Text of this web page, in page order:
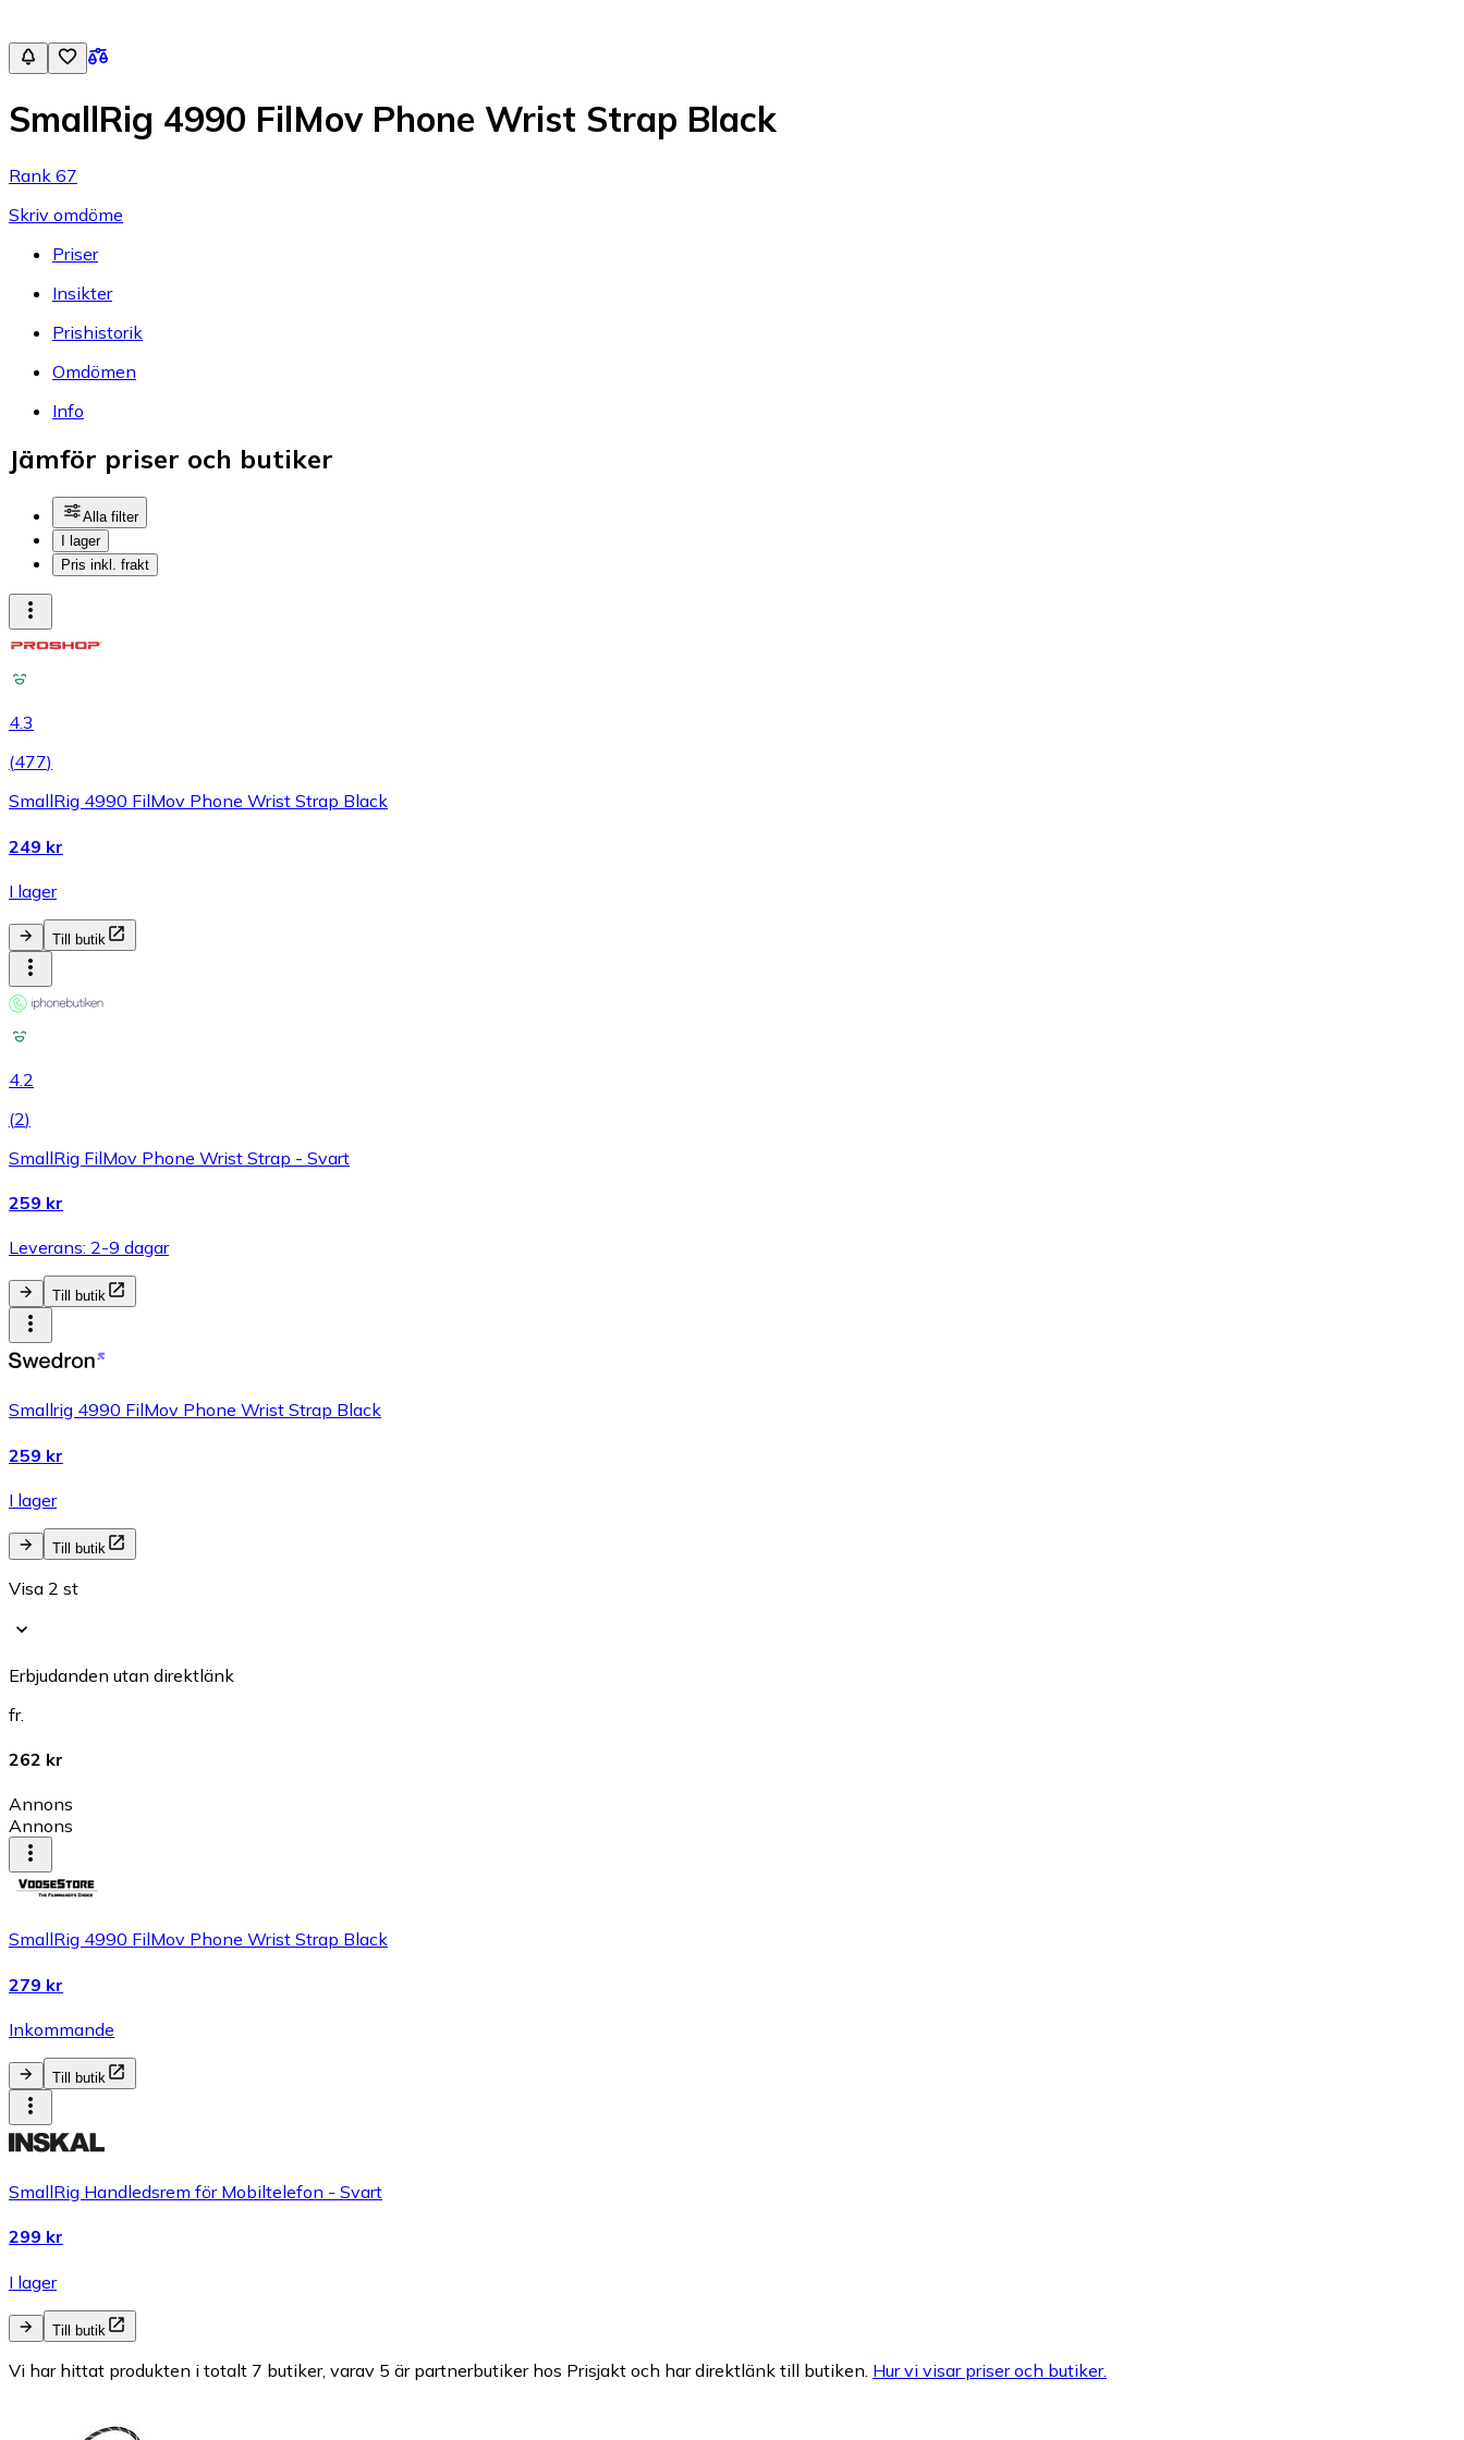
SmallRig 4990 FilMov Phone Wrist Strap Black
Rank 67
Skriv omdöme
Priser
Insikter
Prishistorik
Omdömen
Info
Jämför priser och butiker
Alla filter
I lager
Pris inkl. frakt
4.3
(477)
SmallRig 4990 FilMov Phone Wrist Strap Black
249 kr
I lager
Till butik
4.2
(2)
SmallRig FilMov Phone Wrist Strap - Svart
259 kr
Leverans: 2-9 dagar
Till butik
Smallrig 4990 FilMov Phone Wrist Strap Black
259 kr
I lager
Till butik
Visa 2 st
Erbjudanden utan direktlänk
fr.
262 kr
Annons
Annons
SmallRig 4990 FilMov Phone Wrist Strap Black
279 kr
Inkommande
Till butik
SmallRig Handledsrem för Mobiltelefon - Svart
299 kr
I lager
Till butik
Vi har hittat produkten i totalt 7 butiker, varav 5 är partnerbutiker hos Prisjakt och har direktlänk till butiken. Hur vi visar priser och butiker.